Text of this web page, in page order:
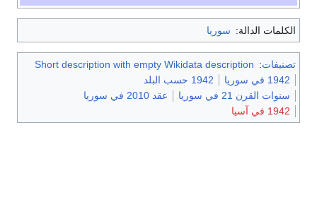
الكلمات الدالة: سوريا
تصنيفات:
Short description with empty Wikidata description
1942 في سوريا
1942 حسب البلد
سنوات القرن 21 في سوريا
عقد 2010 في سوريا
1942 في آسيا